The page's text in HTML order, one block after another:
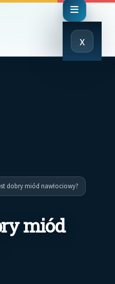
x
Close
Menu
dobry miód nawłociowy?
miód